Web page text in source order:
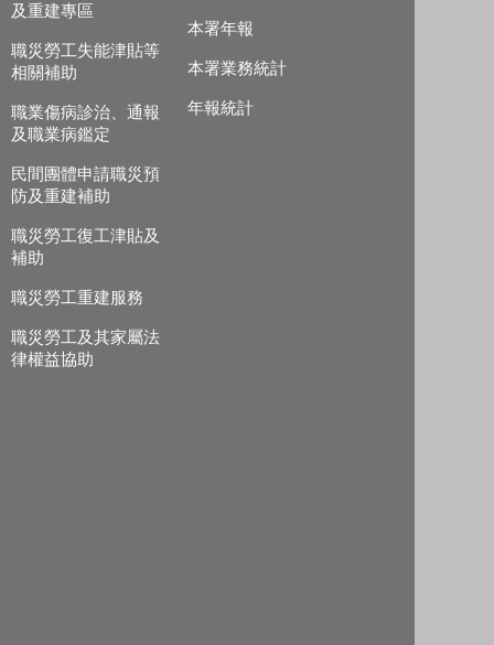
及重建專區
職災勞工失能津貼等
相關補助
職業傷病診治、通報
及職業病鑑定
民間團體申請職災預
防及重建補助
職災勞工復工津貼及
補助
職災勞工重建服務
職災勞工及其家屬法
律權益協助
本署年報
本署業務統計
年報統計